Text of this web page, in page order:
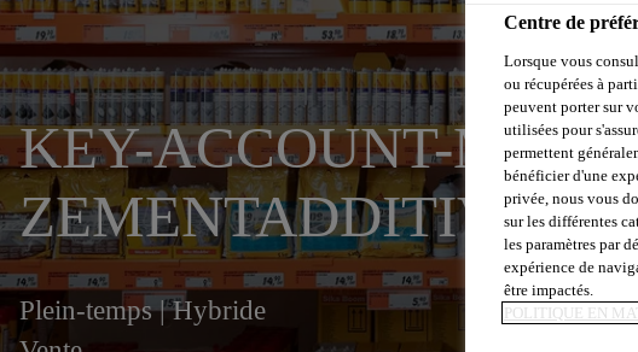
KEY-ACCOUNT-
ZEMENTADDITIVE
Plein-temps | Hybride
Centre de
Lorsque vous
ou récupérées à
peuvent porter sur
utilisées pour
permettent
bénéficier d'une
privée, nous vous
sur les différentes
les paramètres par
expérience de
être impactés.
POLITIQUE EN